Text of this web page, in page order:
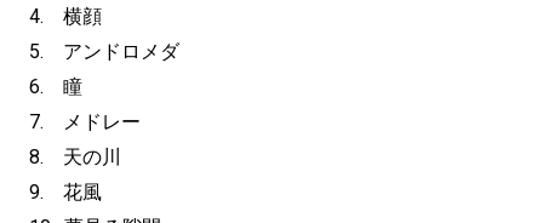
4. 横顔
5. アンドロメダ
6. 瞳
7. メドレー
8. 天の川
9. 花風